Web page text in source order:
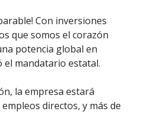
Con inversiones
que somos el corazón
potencia global en
el mandatario estatal.
la empresa estará
directos, y más de